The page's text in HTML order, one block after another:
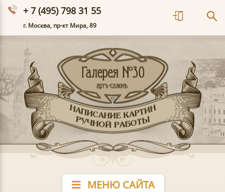
+ 7 (495) 798 31 55
г. Москва, пр-кт Мира, 89
МЕНЮ САЙТА